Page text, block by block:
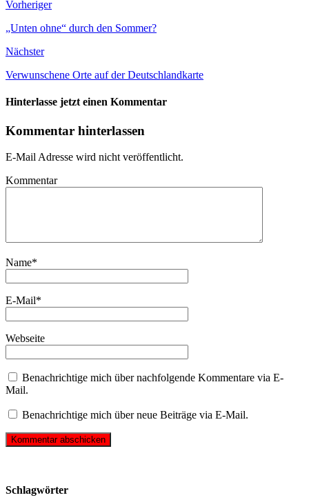
Vorheriger
„Unten ohne“ durch den Sommer?
Nächster
Verwunschene Orte auf der Deutschlandkarte
Hinterlasse jetzt einen Kommentar
Kommentar hinterlassen
E-Mail Adresse wird nicht veröffentlicht.
Kommentar
Name*
E-Mail*
Webseite
Benachrichtige mich über nachfolgende Kommentare via E-
Mail.
Benachrichtige mich über neue Beiträge via E-Mail.
Schlagwörter